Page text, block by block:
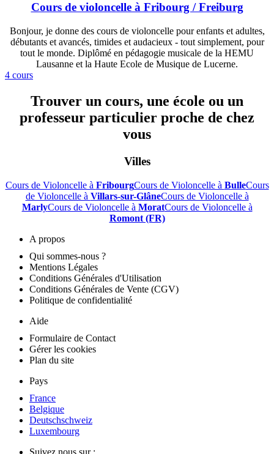
Cours de violoncelle à Fribourg / Freiburg
Bonjour, je donne des cours de violoncelle pour enfants et adultes,
débutants et avancés, timides et audacieux - tout simplement, pour
tout le monde. Diplômé en pédagogie musicale de la HEMU
Lausanne et la Haute Ecole de Musique de Lucerne.
4 cours
Trouver un cours, une école ou un
professeur particulier proche de chez
vous
Villes
Cours de Violoncelle à FribourgCours de Violoncelle à BulleCours
de Violoncelle à Villars-sur-GlâneCours de Violoncelle à
MarlyCours de Violoncelle à MoratCours de Violoncelle à
Romont (FR)
A propos
Qui sommes-nous ?
Mentions Légales
Conditions Générales d'Utilisation
Conditions Générales de Vente (CGV)
Politique de confidentialité
Aide
Formulaire de Contact
Gérer les cookies
Plan du site
Pays
France
Belgique
Deutschschweiz
Luxembourg
Suivez nous sur :